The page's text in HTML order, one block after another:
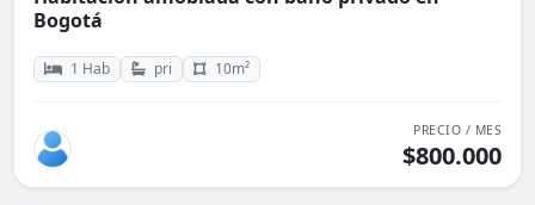
Bogotá
1 Hab pri 10m²
PRECIO / MES
$800.000